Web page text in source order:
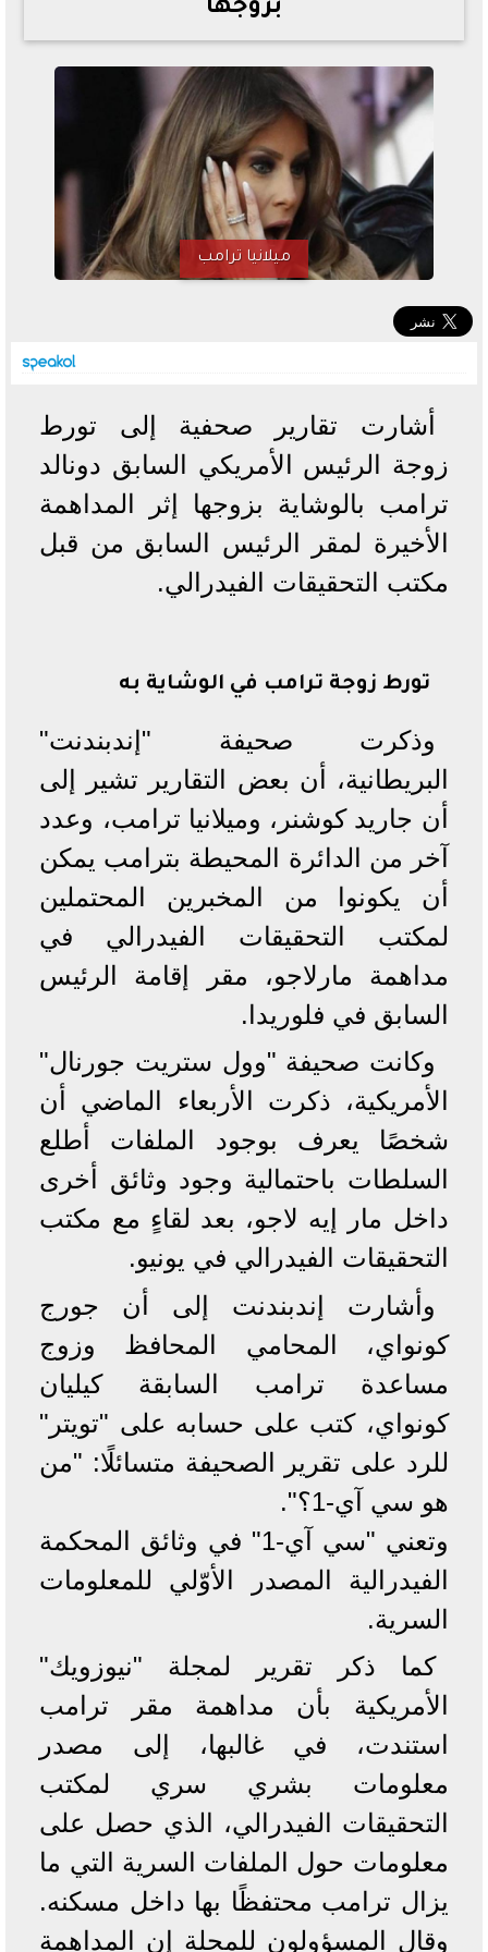
تصرف مثير من ميسي ونجوم الأرجنتين قبل مواجهة مصر
تحسن حالة فضل شاكر الصحية وخروجه من المستشفى |
تفاصيل
أسعار الحديد والأسمنت اليوم الإثنين 6 - 7 - 2026
بزوجها
ميلانيا ترامب
أشارت تقارير صحفية إلى تورط
زوجة الرئيس الأمريكي السابق دونالد
ترامب بالوشاية بزوجها إثر المداهمة
الأخيرة لمقر الرئيس السابق من قبل
مكتب التحقيقات الفيدرالي.
تورط زوجة ترامب في الوشاية به
وذكرت صحيفة "إندبندنت"
البريطانية، أن بعض التقارير تشير إلى
أن جاريد كوشنر، وميلانيا ترامب، وعدد
آخر من الدائرة المحيطة بترامب يمكن
أن يكونوا من المخبرين المحتملين
لمكتب التحقيقات الفيدرالي في
مداهمة مارلاجو، مقر إقامة الرئيس
السابق في فلوريدا.
وكانت صحيفة "وول ستريت جورنال"
الأمريكية، ذكرت الأربعاء الماضي أن
شخصًا يعرف بوجود الملفات أطلع
السلطات باحتمالية وجود وثائق أخرى
داخل مار إيه لاجو، بعد لقاءٍ مع مكتب
التحقيقات الفيدرالي في يونيو.
وأشارت إندبندنت إلى أن جورج
كونواي، المحامي المحافظ وزوج
مساعدة ترامب السابقة كيليان
كونواي، كتب على حسابه على "تويتر"
للرد على تقرير الصحيفة متسائلًا: "من
هو سي آي-1؟".
وتعني "سي آي-1" في وثائق المحكمة
الفيدرالية المصدر الأوّلي للمعلومات
السرية.
كما ذكر تقرير لمجلة "نيوزويك"
الأمريكية بأن مداهمة مقر ترامب
استندت، في غالبها، إلى مصدر
معلومات بشري سري لمكتب
التحقيقات الفيدرالي، الذي حصل على
معلومات حول الملفات السرية التي ما
يزال ترامب محتفظًا بها داخل مسكنه.
وقال المسؤولون للمجلة إن المداهمة